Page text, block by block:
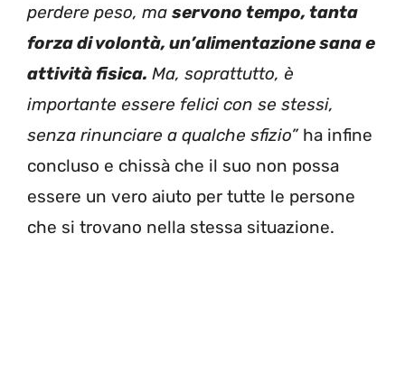
perdere peso, ma servono tempo, tanta
forza di volontà, un’alimentazione sana e
attività fisica. Ma, soprattutto, è
importante essere felici con se stessi,
senza rinunciare a qualche sfizio”ha infine
concluso e chissà che il suo non possa
essere un vero aiuto per tutte le persone
che si trovano nella stessa situazione.